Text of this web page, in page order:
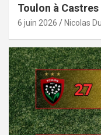
Toulon à
6 juin 2026 Nicolas